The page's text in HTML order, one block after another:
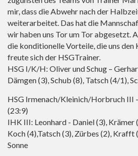
mir, dass die Abwehr nach der
weiterarbeitet. Das hat die
wir haben uns Tor um Tor abgesetzt.
die konditionelle Vorteile, die uns den
freute sich der HSGTrainer.
HSG I/K/H: Oliver und Schug –
Dämgen (3), Schub (8), Tatsch (4/1),
HSG Irmenach/Kleinich/Horbruch III
(23:9)
IHK III: Leonhard - Daniel (3), Krämer
Koch (4),Tatsch (3), Zürbes (2), Krafft
Sonne